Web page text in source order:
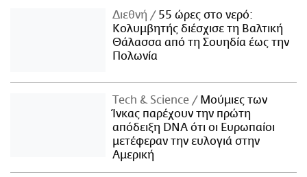
Διεθνή
55 ώρες στο νερό:
Κολυμβητής διέσχισε τη Βαλτική
Θάλασσα από τη Σουηδία έως την
Πολωνία
Τech & Science
Μούμιες των
Ίνκας παρέχουν την πρώτη
απόδειξη DNA ότι οι Ευρωπαίοι
μετέφεραν την ευλογιά στην
Αμερική